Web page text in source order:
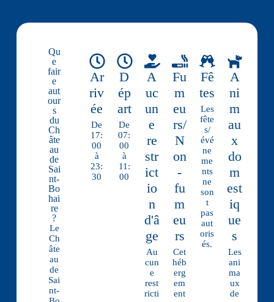
Qu
e
fair
e
aut
our
s
du
Ch
âte
au
de
Sai
nt-
Bo
hai
re
?
Le
Ch
âte
au
de
Sai
nt-
Ar
riv
ée
De
17:
00
à
23:
30
D
ép
art
De
07:
00
à
11:
00
A
uc
un
e
re
str
ict
io
n
d'â
ge
Au
cun
e
rest
ricti
Fu
m
eu
rs/
N
on
-
fu
m
eu
rs
Cet
héb
erg
em
ent
Fê
tes
Les
fête
s/
évé
ne
me
nts
ne
son
t
pas
aut
oris
és.
A
ni
m
au
x
do
m
est
iq
ue
s
Les
ani
ma
ux
de